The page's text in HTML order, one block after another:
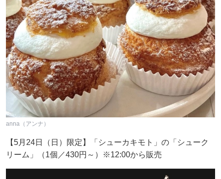
anna（アンナ）
【5月24日（日）限定】「シューカキモト」の「シューク
リーム」（1個／430円～）※12:00から販売